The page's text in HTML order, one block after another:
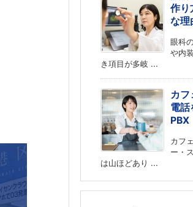
作り
な理
眼科
や内
き項目が多岐 ...
カフ
電話
PBX
カフ
ー・
は山ほどあり ...